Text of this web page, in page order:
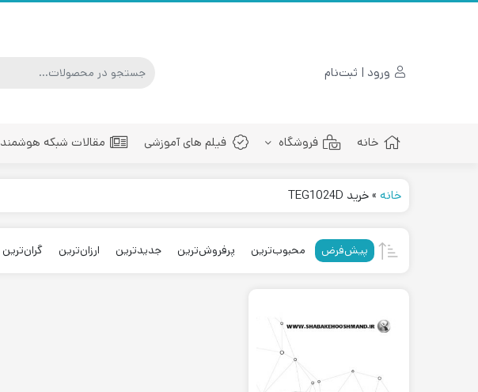
ورود | ثبت‌نام
خانه فروشگاه فیلم های آموزشی مقالات شبکه هوشمند
خانه »خرید TEG1024D
پیش‌فرض محبوب‌ترین پرفروش‌ترین جدیدترین ارزان‌ترین گران‌ترین